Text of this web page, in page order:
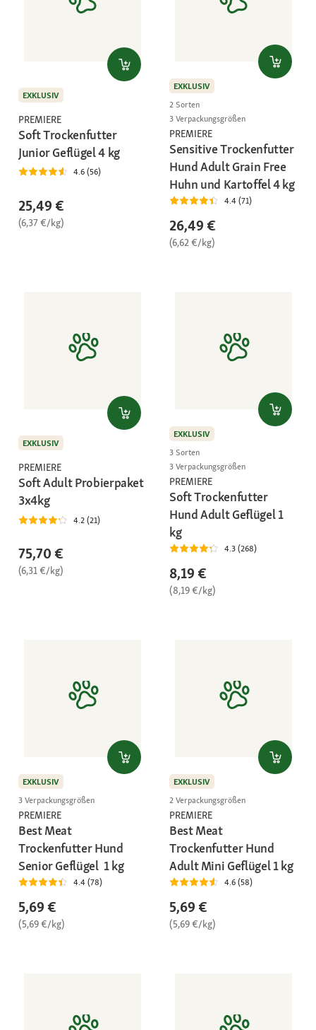
EXKLUSIV
PREMIERE
Soft Trockenfutter
Junior Geflügel 4 kg
4.6 (56)
25,49 €
(6,37 €/kg)
EXKLUSIV
2 Sorten
3 Verpackungsgrößen
PREMIERE
Sensitive Trockenfutter
Hund Adult Grain Free
Huhn und Kartoffel 4 kg
4.4 (71)
26,49 €
(6,62 €/kg)
EXKLUSIV
PREMIERE
Soft Adult Probierpaket
3x4kg
4.2 (21)
75,70 €
(6,31 €/kg)
EXKLUSIV
3 Sorten
3 Verpackungsgrößen
PREMIERE
Soft Trockenfutter
Hund Adult Geflügel 1
kg
4.3 (268)
8,19 €
(8,19 €/kg)
EXKLUSIV
3 Verpackungsgrößen
PREMIERE
Best Meat
Trockenfutter Hund
Senior Geflügel 1 kg
4.4 (78)
5,69 €
(5,69 €/kg)
EXKLUSIV
2 Verpackungsgrößen
PREMIERE
Best Meat
Trockenfutter Hund
Adult Mini Geflügel 1 kg
4.6 (58)
5,69 €
(5,69 €/kg)